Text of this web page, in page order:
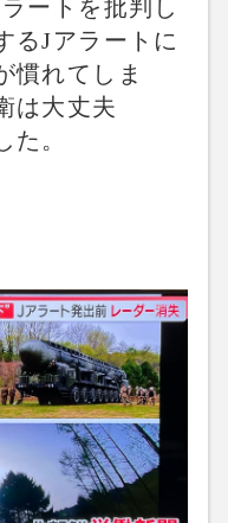
ートを批判し
るJアラートに
慣れてしま
は大丈夫
た。